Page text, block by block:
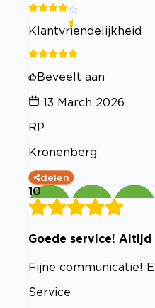
Klantvriendelijkheid
Beveelt aan
13 March 2026
RP
Kronenberg
delen
10
Goede service!
Fijne communicatie!
Service